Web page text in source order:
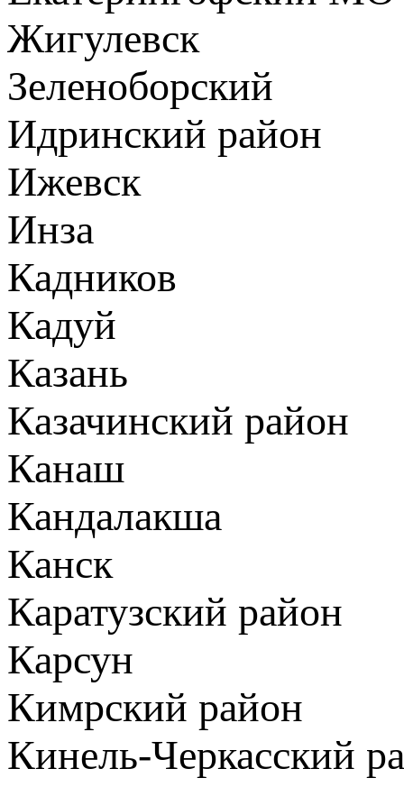
Жигулевск
Зеленоборский
Идринский район
Ижевск
Инза
Кадников
Кадуй
Казань
Казачинский район
Канаш
Кандалакша
Канск
Каратузский район
Карсун
Кимрский район
Кинель-Черкасский